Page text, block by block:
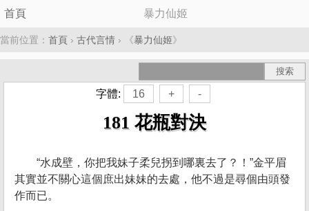
首頁 暴力仙姬
當前位置： 首頁 › 古代言情 › 《暴力仙姬》
字體: 16 + -
181 花瓶對決
“水成壁，你把我妹子柔兒拐到哪裏去了？！”金平眉
其實並不關心這個庶出妹妹的去處，他不過是尋個由頭發
作而已。